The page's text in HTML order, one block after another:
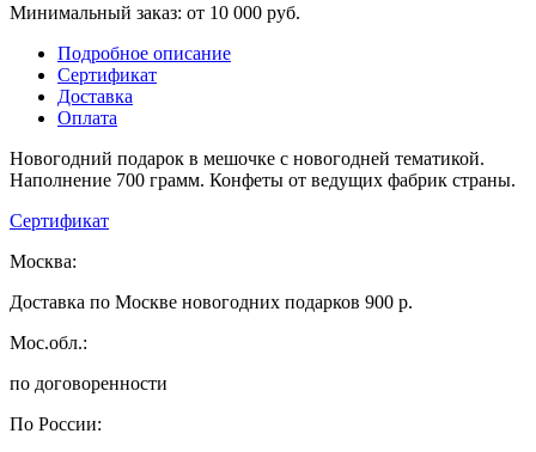
Минимальный заказ: от 10 000 руб.
Подробное описание
Сертификат
Доставка
Оплата
Новогодний подарок в мешочке с новогодней тематикой.
Наполнение 700 грамм. Конфеты от ведущих фабрик страны.
Сертификат
Москва:
Доставка по Москве новогодних подарков 900 р.
Мос.обл.:
по договоренности
По России: